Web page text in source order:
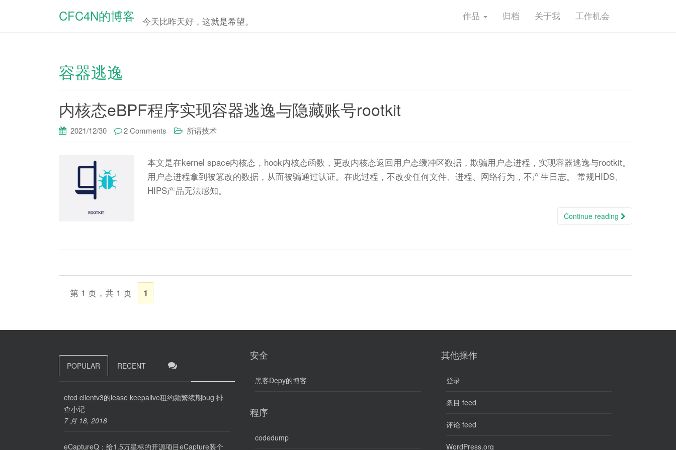
CFC4N的博客 今天比昨天好，这就是希望。 作品 归档 关于我 工作机会
容器逃逸
内核态eBPF程序实现容器逃逸与隐藏账号rootkit
2021/12/30 2 Comments 所谓技术
本文是在kernel space内核态，hook内核态函数，更改内核态返回用户态缓冲区数据，欺骗用户态进程，实现容器逃逸与rootkit。
用户态进程拿到被篡改的数据，从而被骗通过认证。在此过程，不改变任何文件、进程、网络行为，不产生日志。 常规HIDS、
HIPS产品无法感知。
Continue reading
第 1 页，共 1 页 1
POPULAR RECENT
etcd clientv3的lease keepalive租约频繁续期bug 排
查小记
7 月 18, 2018
eCaptureQ：给1.5万星标的开源项目eCapture装个
安全
黑客Depy的博客
程序
codedump
其他操作
登录
条目 feed
评论 feed
WordPress.org